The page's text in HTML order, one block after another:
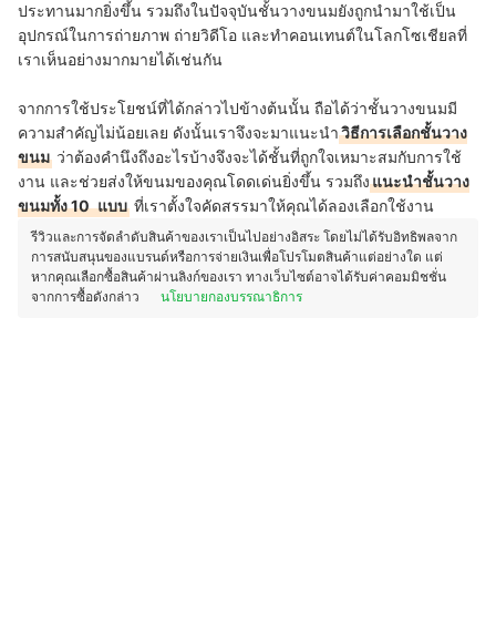
ประทานมากยิ่งขึ้น รวมถึงในปัจจุบันชั้นวางขนมยังถูกนำมาใช้เป็น
อุปกรณ์ในการถ่ายภาพ ถ่ายวิดีโอ และทำคอนเทนต์ในโลกโซเชียลที่
เราเห็นอย่างมากมายได้เช่นกัน
จากการใช้ประโยชน์ที่ได้กล่าวไปข้างต้นนั้น ถือได้ว่าชั้นวางขนมมี
ความสำคัญไม่น้อยเลย ดังนั้นเราจึงจะมาแนะนำวิธีการเลือกชั้นวาง
ขนม ว่าต้องคำนึงถึงอะไรบ้างจึงจะได้ชั้นที่ถูกใจเหมาะสมกับการใช้
งาน และช่วยส่งให้ขนมของคุณโดดเด่นยิ่งขึ้น รวมถึงแนะนำชั้นวาง
ขนมทั้ง 10 แบบ ที่เราตั้งใจคัดสรรมาให้คุณได้ลองเลือกใช้งาน
รีวิวและการจัดลำดับสินค้าของเราเป็นไปอย่างอิสระ โดยไม่ได้รับอิทธิพลจาก
การสนับสนุนของแบรนด์หรือการจ่ายเงินเพื่อโปรโมตสินค้าแต่อย่างใด แต่
หากคุณเลือกซื้อสินค้าผ่านลิงก์ของเรา ทางเว็บไซต์อาจได้รับค่าคอมมิชชั่น
จากการซื้อดังกล่าว
นโยบายกองบรรณาธิการ